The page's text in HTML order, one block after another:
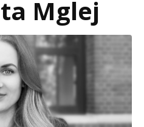
Mglej